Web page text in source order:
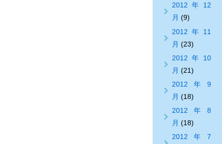
2012年12
月 (9)
2012年11
月 (23)
2012年10
月 (21)
2012年9
月 (18)
2012年8
月 (18)
2012年7